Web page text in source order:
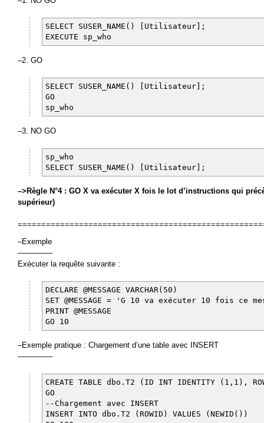
SELECT SUSER_NAME() [Utilisateur];
EXECUTE sp_who
–2. GO
SELECT SUSER_NAME() [Utilisateur];
GO
sp_who
–3. NO GO
sp_who
SELECT SUSER_NAME() [Utilisateur];
–>Règle N°4 : GO X va exécuter X fois le lot d’instructions qui
supérieur)
–Exemple
————–
Exécuter la requête suivante :
DECLARE @MESSAGE VARCHAR(50)
SET @MESSAGE = 'G 10 va exécuter 10 fois ce
PRINT @MESSAGE
GO 10
–Exemple pratique : Chargement d’une table avec INSERT
————–
CREATE TABLE dbo.T2 (ID INT IDENTITY
GO
--Chargement avec INSERT
INSERT INTO dbo.T2 (ROWID) VALUES (NEWID())